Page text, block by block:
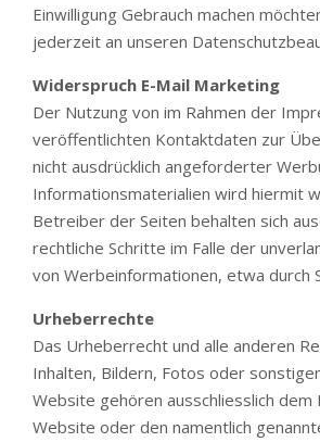
Einwilligung Gebrauch machen
jederzeit an unseren
Widerspruch E-Mail Marketing
Der Nutzung von im Rahmen der
veröffentlichten Kontaktdaten zur
nicht ausdrücklich angeforderter
Informationsmaterialien wird hiermit
Betreiber der Seiten behalten sich
rechtliche Schritte im Falle der
von Werbeinformationen, etwa durch
Urheberrechte
Das Urheberrecht und alle anderen
Inhalten, Bildern, Fotos oder
Website gehören ausschliesslich
Website oder den namentlich